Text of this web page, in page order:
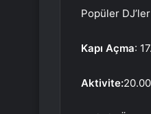
Popüler
Kapı Açma:
Aktivite:20.00